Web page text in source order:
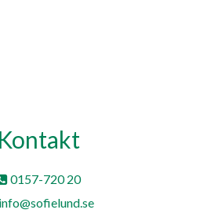
Kontakt
0157-720 20